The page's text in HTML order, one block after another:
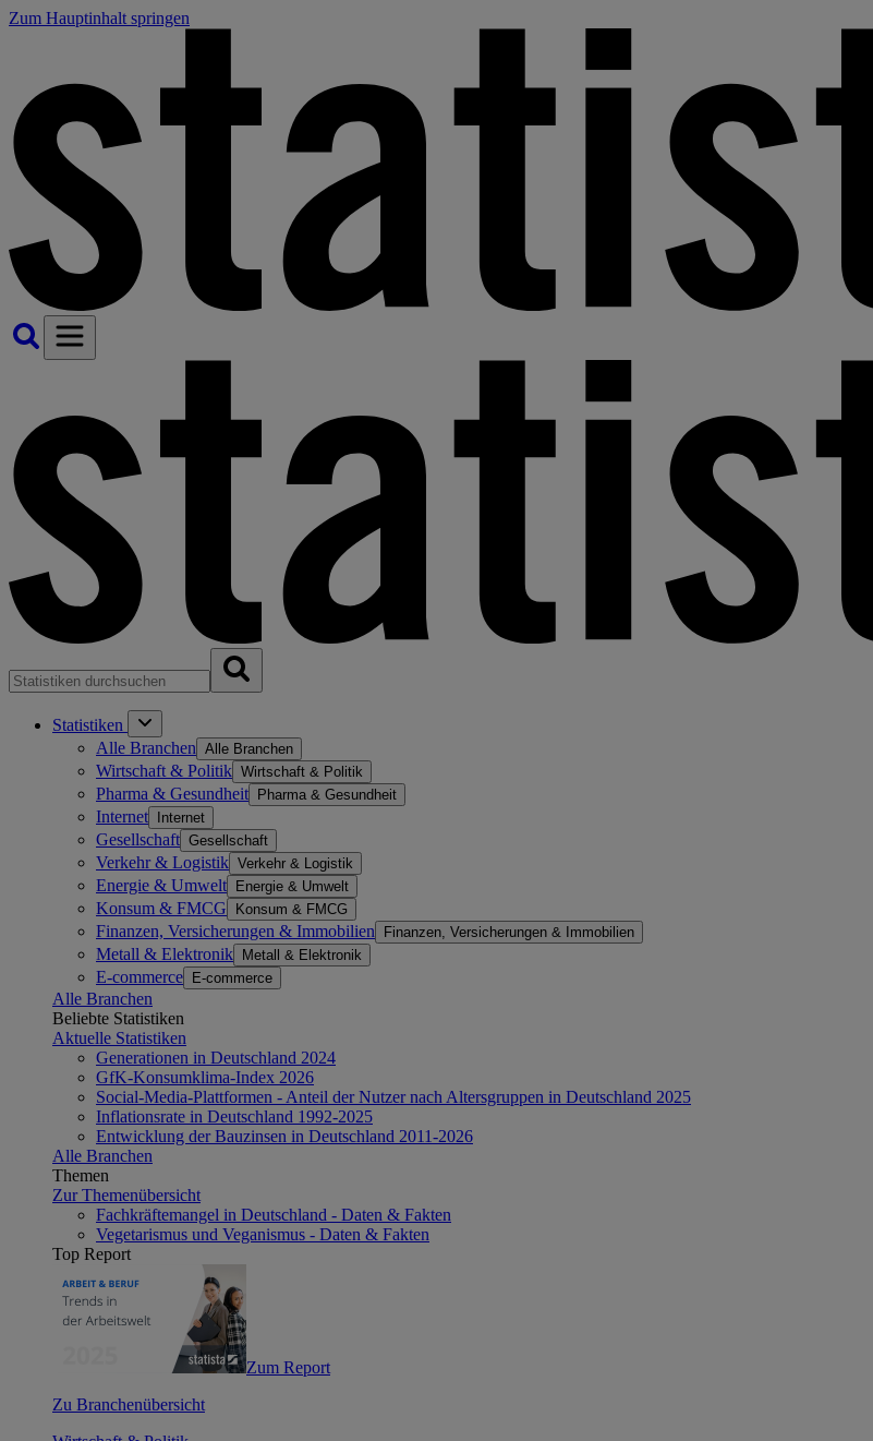
Zum Hauptinhalt springen
Statistiken
Alle Branchen Alle Branchen
Wirtschaft & Politik Wirtschaft & Politik
Pharma & Gesundheit Pharma & Gesundheit
Internet Internet
Gesellschaft Gesellschaft
Verkehr & Logistik Verkehr & Logistik
Energie & Umwelt Energie & Umwelt
Konsum & FMCG Konsum & FMCG
Finanzen, Versicherungen & Immobilien Finanzen, Versicherungen & Immobilien
Metall & Elektronik Metall & Elektronik
E-commerce E-commerce
Alle Branchen
Beliebte Statistiken
Aktuelle Statistiken
Generationen in Deutschland 2024
GfK-Konsumklima-Index 2026
Social-Media-Plattformen - Anteil der Nutzer nach Altersgruppen in Deutschland 2025
Inflationsrate in Deutschland 1992-2025
Entwicklung der Bauzinsen in Deutschland 2011-2026
Alle Branchen
Themen
Zur Themenübersicht
Fachkräftemangel in Deutschland - Daten & Fakten
Vegetarismus und Veganismus - Daten & Fakten
Top Report
Zum Report
Zu Branchenübersicht